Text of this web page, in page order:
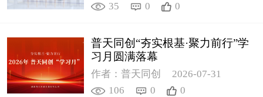
35
0 0
普天同创“夯实根基·聚力前行”学
习月圆满落幕
作者：普天同创
2026-07-31
106
0 0